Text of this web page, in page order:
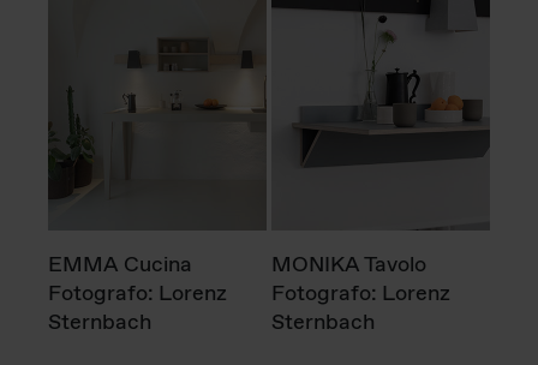
EMMA Cucina
Fotografo: Lorenz
Sternbach
MONIKA Tavolo
Fotografo: Lorenz
Sternbach